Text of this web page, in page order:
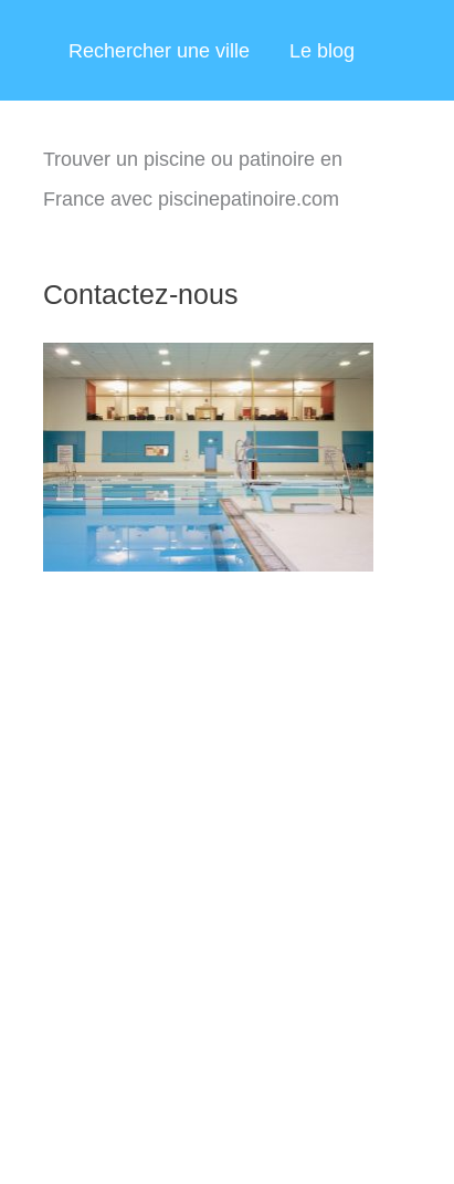
Rechercher une ville Le blog
Trouver un piscine ou patinoire en
France avec piscinepatinoire.com
Contactez-nous